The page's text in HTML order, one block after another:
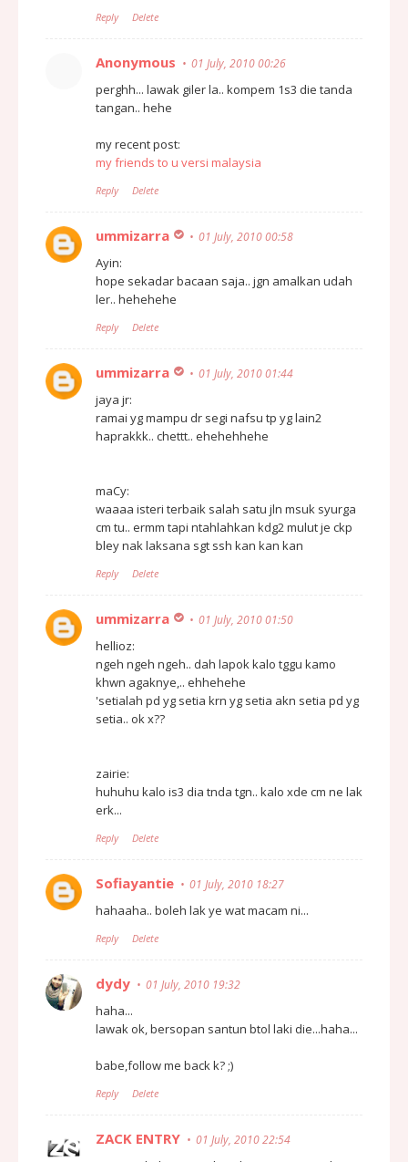
Reply Delete
Anonymous 01 July, 2010 00:26
perghh... lawak giler la.. kompem 1s3 die tanda
tangan.. hehe
my recent post:
my friends to u versi malaysia
Reply Delete
ummizarra 01 July, 2010 00:58
Ayin:
hope sekadar bacaan saja.. jgn amalkan udah
ler.. hehehehe
Reply Delete
ummizarra 01 July, 2010 01:44
jaya jr:
ramai yg mampu dr segi nafsu tp yg lain2
haprakkk.. chettt.. ehehehhehe
maCy:
waaaa isteri terbaik salah satu jln msuk syurga
cm tu.. ermm tapi ntahlahkan kdg2 mulut je ckp
bley nak laksana sgt ssh kan kan kan
Reply Delete
ummizarra 01 July, 2010 01:50
hellioz:
ngeh ngeh ngeh.. dah lapok kalo tggu kamo
khwn agaknye,.. ehhehehe
'setialah pd yg setia krn yg setia akn setia pd yg
setia.. ok x??
zairie:
huhuhu kalo is3 dia tnda tgn.. kalo xde cm ne lak
erk...
Reply Delete
Sofiayantie 01 July, 2010 18:27
hahaaha.. boleh lak ye wat macam ni...
Reply Delete
dydy 01 July, 2010 19:32
haha...
lawak ok, bersopan santun btol laki die...haha...
babe,follow me back k? ;)
Reply Delete
ZACK ENTRY 01 July, 2010 22:54